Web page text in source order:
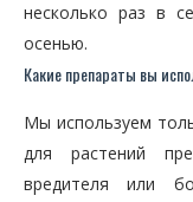
несколько раз в
осенью.
Какие препараты вы
Мы используем
для растений
вредителя или